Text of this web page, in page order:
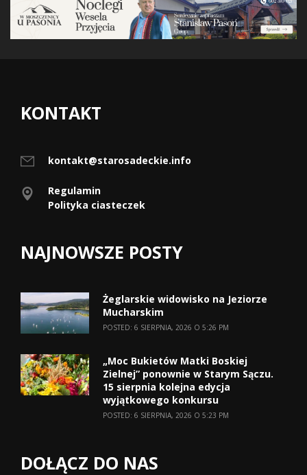
KONTAKT
kontakt@starosadeckie.info
Regulamin
Polityka ciasteczek
NAJNOWSZE POSTY
Żeglarskie widowisko na Jeziorze
Mucharskim
POSTED: 6 SIERPNIA, 2026 O 5:26 PM
„Moc Bukietów Matki Boskiej
Zielnej” ponownie w Starym Sączu.
15 sierpnia kolejna edycja
wyjątkowego konkursu
POSTED: 6 SIERPNIA, 2026 O 5:23 PM
DOŁĄCZ DO NAS